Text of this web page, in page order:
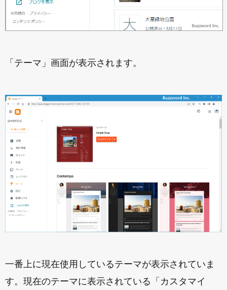
「テーマ」画面が表示されます。
一番上に現在使用しているテーマが表示されていま
す。現在のテーマに表示されている「カスタマイ